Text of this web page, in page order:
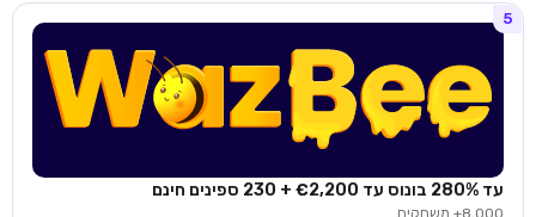
5
עד 280% בונוס עד €2,200 + 230 ספינים חינם
8,000+ משחקים